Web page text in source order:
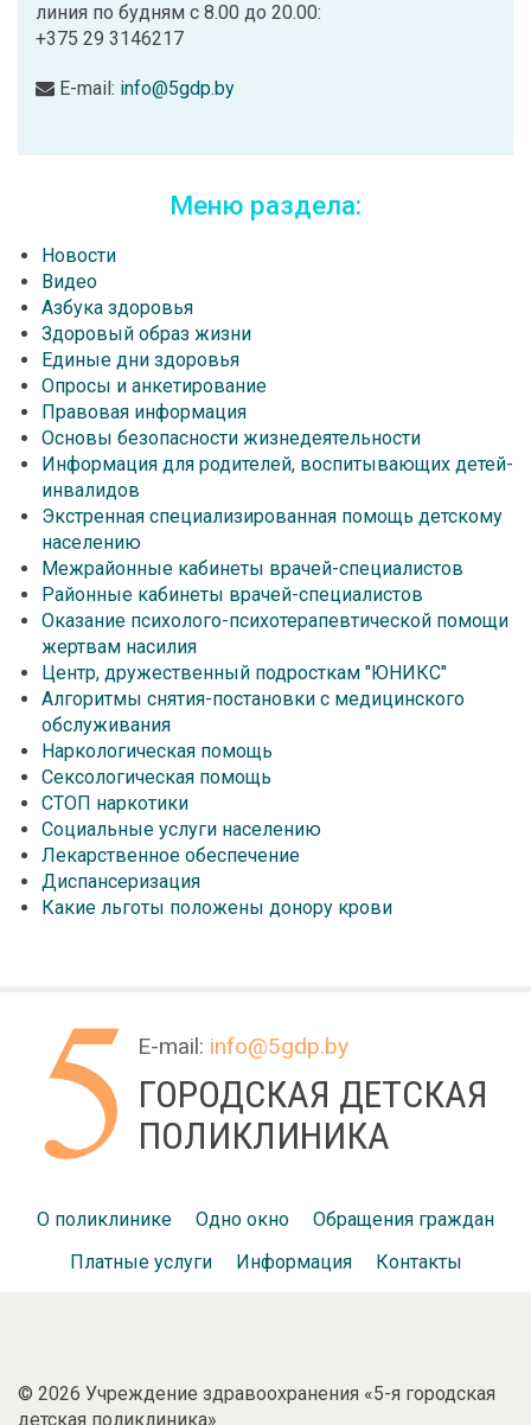
линия по будням с 8.00 до 20.00:
+375 29 3146217
E-mail: info@5gdp.by
Меню раздела:
Новости
Видео
Азбука здоровья
Здоровый образ жизни
Единые дни здоровья
Опросы и анкетирование
Правовая информация
Основы безопасности жизнедеятельности
Информация для родителей, воспитывающих детей-
инвалидов
Экстренная специализированная помощь детскому
населению
Межрайонные кабинеты врачей-специалистов
Районные кабинеты врачей-специалистов
Оказание психолого-психотерапевтической помощи
жертвам насилия
Центр, дружественный подросткам "ЮНИКС"
Алгоритмы снятия-постановки с медицинского
обслуживания
Наркологическая помощь
Сексологическая помощь
СТОП наркотики
Социальные услуги населению
Лекарственное обеспечение
Диспансеризация
Какие льготы положены донору крови
E-mail: info@5gdp.by
ГОРОДСКАЯ ДЕТСКАЯ
ПОЛИКЛИНИКА
О поликлинике Одно окно
Обращения граждан
Платные услуги
Информация Контакты
© 2026 Учреждение здравоохранения «5-я городская
детская поликлиника»